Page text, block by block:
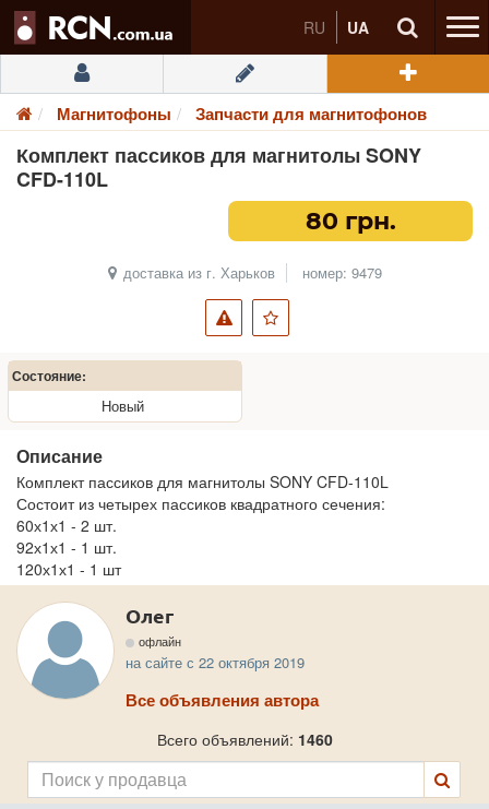
RU UA
Магнитофоны Запчасти для магнитофонов
Комплект пассиков для магнитолы SONY
CFD-110L
80 грн.
доставка из г. Харьков номер: 9479
Состояние:
Новый
Описание
Комплект пассиков для магнитолы SONY CFD-110L
Состоит из четырех пассиков квадратного сечения:
60х1х1 - 2 шт.
92х1х1 - 1 шт.
120х1х1 - 1 шт
Олег
офлайн
на сайте с 22 октября 2019
Все объявления автора
Всего объявлений: 1460